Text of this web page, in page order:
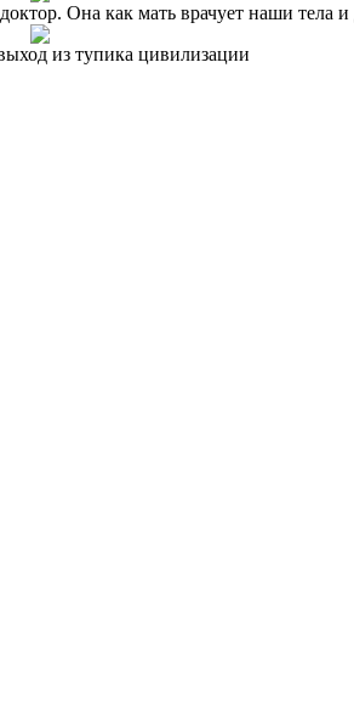
Она как мать врачует наши тела
из тупика цивилизации